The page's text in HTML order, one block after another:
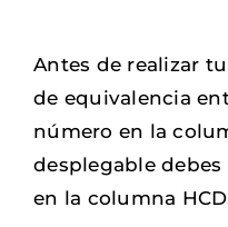
Antes de realizar
de equivalencia
número en la
desplegable
en la columna